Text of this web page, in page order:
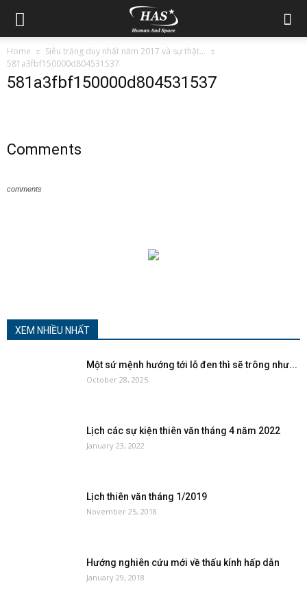
Home
Siêu trăng duy nhất năm 2017 và sự thật…
581a3fbf150000d804531537
581a3fbf150000d804531537
Comments
comments
XEM NHIỀU NHẤT
Một sứ mệnh hướng tới lỗ đen thì sẽ trông như...
October 28, 2025
Lịch các sự kiện thiên văn tháng 4 năm 2022
January 23, 2022
Lịch thiên văn tháng 1/2019
November 25, 2018
Hướng nghiên cứu mới về thấu kính hấp dẫn
January 29, 2018